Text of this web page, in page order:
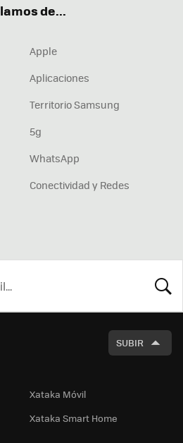
de...
Apple
Aplicaciones
Territorio Samsung
5g
WhatsApp
Conectividad y Redes
SUBIR
Xataka Móvil
Xataka Smart Home